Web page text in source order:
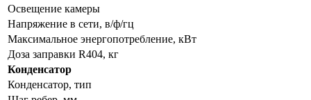
Освещение камеры
Напряжение в сети, в/ф/гц
Maксимальное энергопотребление, кВт
Доза заправки R404, кг
Конденсатор
Конденсатор, тип